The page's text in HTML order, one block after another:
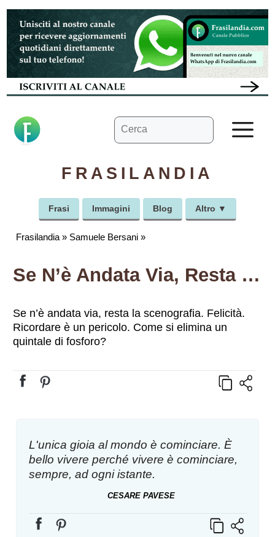
Vai
contenuto
Ricerca
per:
FRASILANDIA
Frasi Immagini Blog Altro ▼
Frasilandia » Samuele Bersani »
Se N’è Andata Via, Resta La Scenografia. Felicità. Ricordare È Un Pericolo. Come Si Elimina Un Quintale Di Fosforo?
Se n’è andata via, resta la scenografia. Felicità.
Ricordare è un pericolo. Come si elimina un
quintale di fosforo?
L'unica gioia al mondo è cominciare. È
bello vivere perché vivere è cominciare,
sempre, ad ogni istante.
CESARE PAVESE